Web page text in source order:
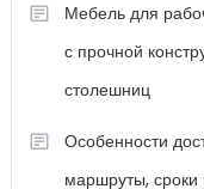
Мебель для
с прочной
столешниц
Особенности
маршруты,